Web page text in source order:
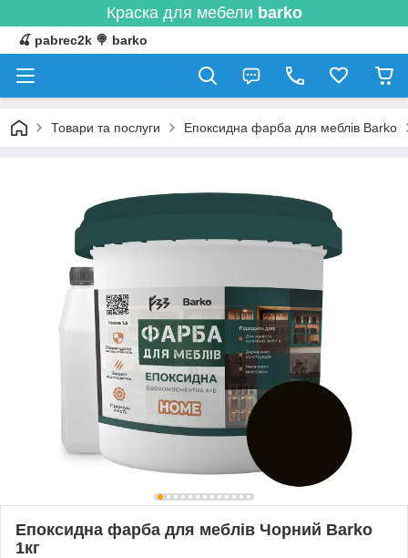
Краска для мебели barko
🍒 pabrec2k 🍭 barko
Товари та послуги Епоксидна фарба для меблів Barko
Епоксидна фарба для меблів Чорний Barko
1кг